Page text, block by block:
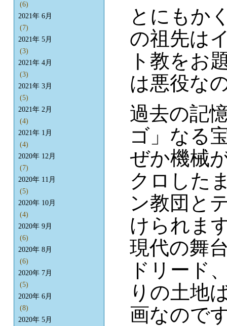
とにもか
の祖先は
ト教をお
は悪役な
過去の記
ゴ」なる
ぜか機械
クロした
ン教団と
けられま
現代の舞
ドリード
りの土地
画なので
(6)
2021年 6月
(7)
2021年 5月
(3)
2021年 4月
(3)
2021年 3月
(5)
2021年 2月
(4)
2021年 1月
(4)
2020年 12月
(7)
2020年 11月
(5)
2020年 10月
(4)
2020年 9月
(6)
2020年 8月
(6)
2020年 7月
(5)
2020年 6月
(8)
2020年 5月